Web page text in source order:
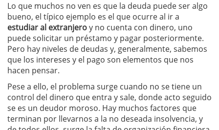
Lo que muchos no ven es que la deuda puede ser algo
bueno, el típico ejemplo es el que ocurre al ir a
estudiar al extranjeroy no cuenta con dinero, uno
puede solicitar un préstamo y pagar posteriormente.
Pero hay niveles de deudas y, generalmente, sabemos
que los intereses y el pago son elementos que nos
hacen pensar.
Pese a ello, el problema surge cuando no se tiene un
control del dinero que entra y sale, donde acto seguido
se es un deudor moroso. Hay muchos factores que
terminan por llevarnos a la no deseada insolvencia, y